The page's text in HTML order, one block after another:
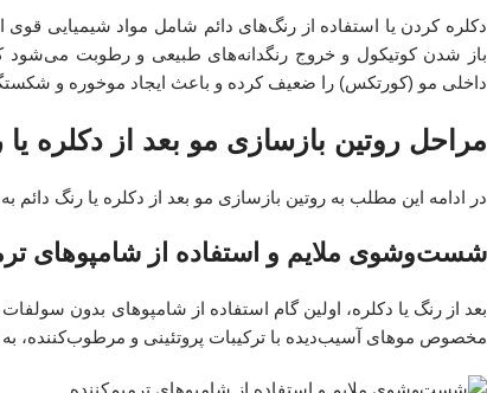
دکلره کردن یا استفاده از رنگ‌های دائم شامل مواد شیمیایی
باز شدن کوتیکول و خروج رنگدانه‌های طبیعی و رطوبت می‌شود
داخلی مو (کورتکس) را ضعیف کرده و باعث ایجاد موخوره و
مراحل روتین بازسازی مو بعد از دکلره یا
در ادامه این مطلب به روتین بازسازی مو بعد از دکلره یا رنگ دائم
شست‌وشوی ملایم و استفاده از شامپوهای
بعد از رنگ یا دکلره، اولین گام استفاده از شامپوهای بدون
مخصوص موهای آسیب‌دیده با ترکیبات پروتئینی و مرطوب‌کننده،